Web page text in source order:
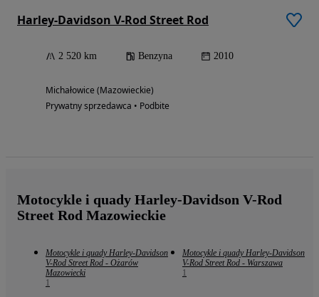
Harley-Davidson V-Rod Street Rod
2 520 km Benzyna 2010
Michałowice (Mazowieckie)
Prywatny sprzedawca • Podbite
Motocykle i quady Harley-Davidson V-Rod
Street Rod Mazowieckie
Motocykle i quady Harley-Davidson
V-Rod Street Rod - Ożarów
Mazowiecki
1
Motocykle i quady Harley-Davidson
V-Rod Street Rod - Warszawa
1